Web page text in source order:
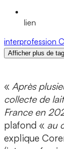
lien
interprofession
Afficher plus de
« Après
collecte de
France en
plafond « au
explique